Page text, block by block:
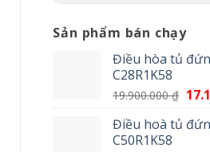
Sản phẩm bán chạy
Điều hòa tủ
C28R1K58
19.900.000₫ Giá
là:
Điều hoà tủ
C50R1K58